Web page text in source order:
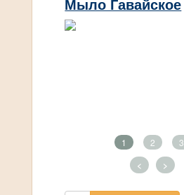
Мыло Гавайское
1 2 3
< >